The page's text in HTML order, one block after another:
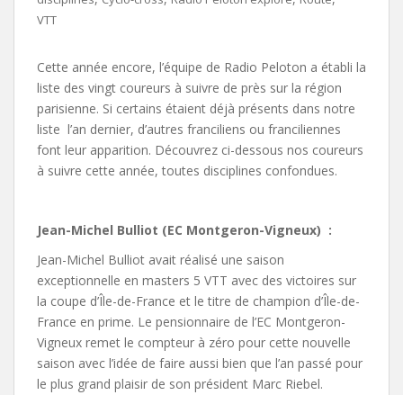
VTT
Cette année encore, l’équipe de Radio Peloton a établi la
liste des vingt coureurs à suivre de près sur la région
parisienne. Si certains étaient déjà présents dans notre
liste l’an dernier, d’autres franciliens ou franciliennes
font leur apparition. Découvrez ci-dessous nos coureurs
à suivre cette année, toutes disciplines confondues.
Jean-Michel Bulliot (EC Montgeron-Vigneux) :
Jean-Michel Bulliot avait réalisé une saison
exceptionnelle en masters 5 VTT avec des victoires sur
la coupe d’Île-de-France et le titre de champion d’Île-de-
France en prime. Le pensionnaire de l’EC Montgeron-
Vigneux remet le compteur à zéro pour cette nouvelle
saison avec l’idée de faire aussi bien que l’an passé pour
le plus grand plaisir de son président Marc Riebel.